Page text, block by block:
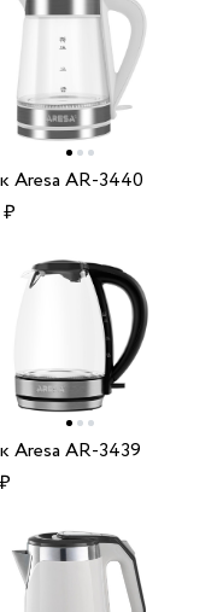
Aresa AR-3440
₽
Aresa AR-3439
₽